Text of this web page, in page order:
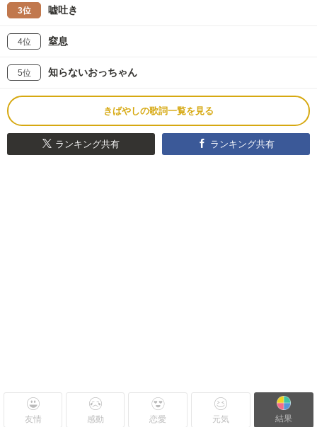
3位 嘘吐き
4位 窒息
5位 知らないおっちゃん
きばやしの歌詞一覧を見る
ランキング共有 ランキング共有
友情 感動 恋愛 元気 結果